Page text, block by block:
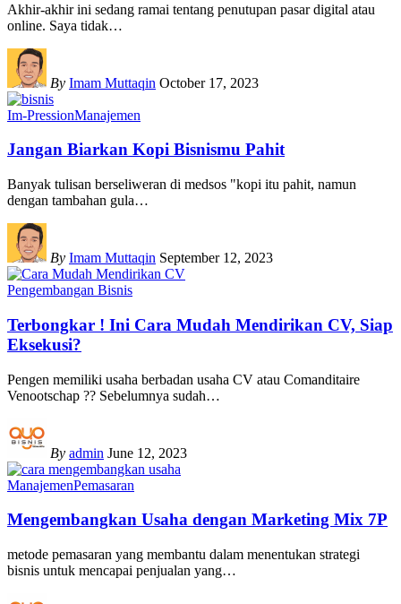
Akhir-akhir ini sedang ramai tentang penutupan pasar digital atau
online. Saya tidak…
By Imam Muttaqin October 17, 2023
Im-PressionManajemen
Jangan Biarkan Kopi Bisnismu Pahit
Banyak tulisan berseliweran di medsos "kopi itu pahit, namun
dengan tambahan gula…
By Imam Muttaqin September 12, 2023
Pengembangan Bisnis
Terbongkar ! Ini Cara Mudah Mendirikan CV, Siap
Eksekusi?
Pengen memiliki usaha berbadan usaha CV atau Comanditaire
Venootschap ?? Sebelumnya sudah…
By admin June 12, 2023
ManajemenPemasaran
Mengembangkan Usaha dengan Marketing Mix 7P
metode pemasaran yang membantu dalam menentukan strategi
bisnis untuk mencapai penjualan yang…